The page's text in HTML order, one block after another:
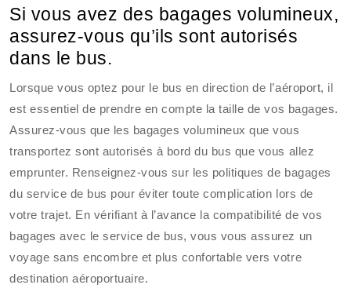
Si vous avez des bagages volumineux,
assurez-vous qu’ils sont autorisés
dans le bus.
Lorsque vous optez pour le bus en direction de l’aéroport, il
est essentiel de prendre en compte la taille de vos bagages.
Assurez-vous que les bagages volumineux que vous
transportez sont autorisés à bord du bus que vous allez
emprunter. Renseignez-vous sur les politiques de bagages
du service de bus pour éviter toute complication lors de
votre trajet. En vérifiant à l’avance la compatibilité de vos
bagages avec le service de bus, vous vous assurez un
voyage sans encombre et plus confortable vers votre
destination aéroportuaire.